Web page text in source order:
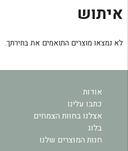
איתוש
לא נמצאו מוצרים התואמים את בחירתך.
אודות
כתבו עלינו
אצלנו בחוות הצמחים
בלוג
חנות המוצרים שלנו